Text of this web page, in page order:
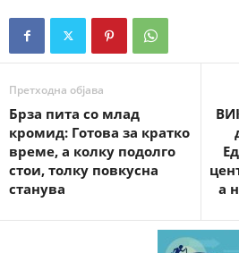
Претходна објава
Брза пита со млад
кромид: Готова за кратко
време, а колку подолго
стои, толку повкусна
станува
а